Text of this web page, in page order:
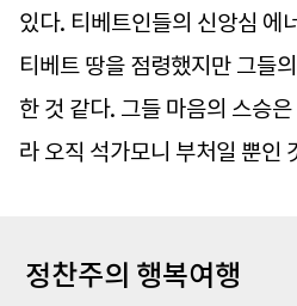
있다. 티베트인들의 신앙심 에
티베트 땅을 점령했지만 그들
한 것 같다. 그들 마음의 스승
라 오직 석가모니 부처일 뿐인
정찬주의 행복여행